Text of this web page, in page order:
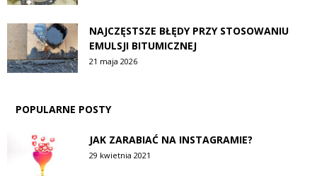
NAJCZĘSTSZE BŁĘDY PRZY STOSOWANIU
EMULSJI BITUMICZNEJ
21 maja 2026
POPULARNE POSTY
JAK ZARABIAĆ NA INSTAGRAMIE?
29 kwietnia 2021